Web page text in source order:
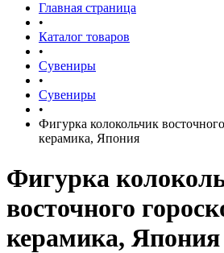
Главная страница
•
Каталог товаров
•
Сувениры
•
Сувениры
•
Фигурка колокольчик
керамика, Япония
Фигурка
восточного
керамика, Япония